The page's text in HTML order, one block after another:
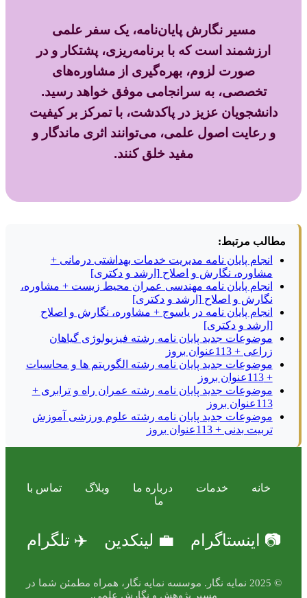
مسیر نگارش پایان‌نامه، یک سفر علمی
ارزشمند است که با برنامه‌ریزی، پشتکار و در
صورت لزوم، بهره‌گیری از مشاوره‌های
تخصصی، به سرانجامی موفق خواهد رسید.
دانشجویان عزیز در پاکدشت، با تمرکز بر کیفیت
و رعایت اصول علمی، می‌توانند اثری ماندگار و
مفید خلق کنند.
مطالب مرتبط:
انجام پایان نامه مدیریت خدمات بهداشتی درمانی +
مشاوره، نگارش و اصلاح [ارشد و دکتری]
انجام پایان نامه مهندسی عمران محیط زیست + مشاوره،
نگارش و اصلاح [ارشد و دکتری]
انجام پایان نامه در یاسوج + مشاوره، نگارش و اصلاح
[ارشد و دکتری]
موضوعات جدید پایان نامه رشته فیزیولوژی گیاهان
زراعی + 113عنوان بروز
موضوعات جدید پایان نامه رشته الگوریتم ها و محاسبات
+ 113عنوان بروز
موضوعات جدید پایان نامه رشته عمران راه و ترابری +
113عنوان بروز
موضوعات جدید پایان نامه رشته علوم ورزشی آموزش
تربیت بدنی + 113عنوان بروز
خانه خدمات درباره ما وبلاگ
تماس با
ما
📷 اینستاگرام 💼 لینکدین ✈️ تلگرام
© 2025 نمایه نگار. موسسه نمایه نگار، همراه مطمئن شما در
مسیر پژوهش و نگارش علمی.